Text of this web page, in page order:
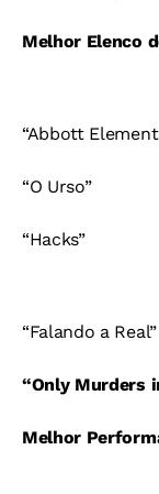
Melhor Elenco
“Abbott
“O Urso”
“Hacks”
“Falando a Real”
“Only Murders
Melhor